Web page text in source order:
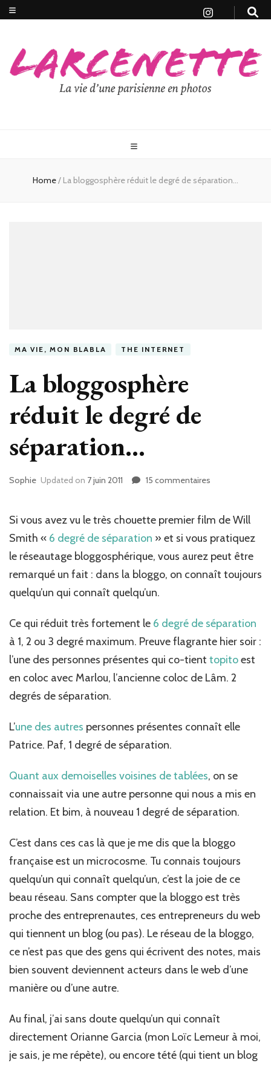
Home/ La bloggosphère réduit le degré de séparation…
MA VIE, MON BLABLA THE INTERNET
La bloggosphère
réduit le degré de
séparation…
Sophie Updated on 7 juin 2011 15 commentaires
réduit
degré
de
séparation…
Si vous avez vu le très chouette premier film de Will
Smith « 6 degré de séparation » et si vous pratiquez
le réseautage bloggosphérique, vous aurez peut être
remarqué un fait : dans la bloggo, on connaît toujours
quelqu’un qui connaît quelqu’un.
Ce qui réduit très fortement le 6 degré de séparation
à 1, 2 ou 3 degré maximum. Preuve flagrante hier soir :
l’une des personnes présentes qui co-tient topitoest
en coloc avec Marlou, l’ancienne coloc de Lâm. 2
degrés de séparation.
L’une des autres personnes présentes connaît elle
Patrice. Paf, 1 degré de séparation.
Quant aux demoiselles voisines de tablées, on se
connaissait via une autre personne qui nous a mis en
relation. Et bim, à nouveau 1 degré de séparation.
C’est dans ces cas là que je me dis que la bloggo
française est un microcosme. Tu connais toujours
quelqu’un qui connaît quelqu’un, c’est la joie de ce
beau réseau. Sans compter que la bloggo est très
proche des entreprenautes, ces entrepreneurs du web
qui tiennent un blog (ou pas). Le réseau de la bloggo,
ce n’est pas que des gens qui écrivent des notes, mais
bien souvent deviennent acteurs dans le web d’une
manière ou d’une autre.
Au final, j’ai sans doute quelqu’un qui connaît
directement Orianne Garcia (mon Loïc Lemeur à moi,
je sais, je me répète), ou encore tété (qui tient un blog